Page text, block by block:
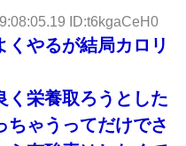
ID:t6kgaCeH0
やるが結局カロリ
く栄養取ろうとした
ちゃうってだけでさ